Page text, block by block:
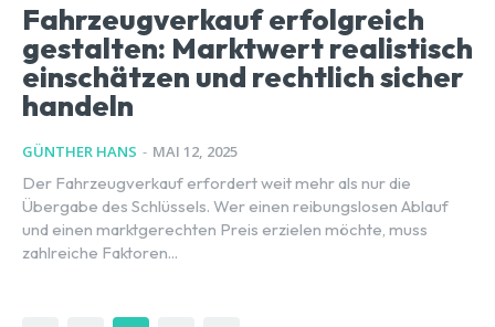
Fahrzeugverkauf erfolgreich
gestalten: Marktwert realistisch
einschätzen und rechtlich sicher
handeln
GÜNTHER HANS - MAI 12, 2025
Der Fahrzeugverkauf erfordert weit mehr als nur die
Übergabe des Schlüssels. Wer einen reibungslosen Ablauf
und einen marktgerechten Preis erzielen möchte, muss
zahlreiche Faktoren...